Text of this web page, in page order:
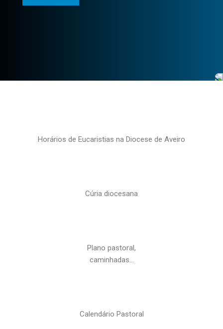
Horários de Eucaristias na Diocese de Aveiro
Cúria diocesana
Plano pastoral,
caminhadas…
Calendário Pastoral